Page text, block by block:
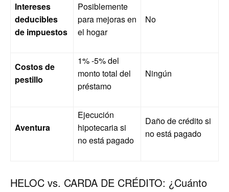
Intereses
deducibles
de impuestos
Posiblemente
para mejoras en
el hogar
No
Costos de
pestillo
1% -5% del
monto total del
préstamo
Ningún
Aventura
Ejecución
hipotecaria si
no está pagado
Daño de crédito si
no está pagado
HELOC vs. CARDA DE CRÉDITO: ¿Cuánto